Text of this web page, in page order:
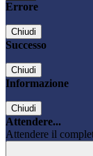
Errore
Chiudi
Successo
Chiudi
Informazione
Chiudi
Attendere...
Attendere il